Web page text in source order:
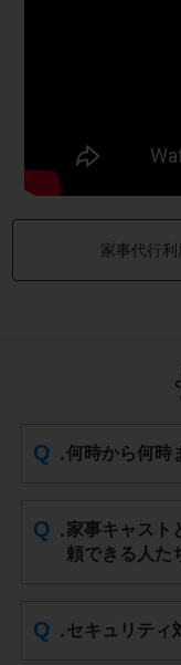
家事代行
何時から何時
家事キャスト
頼できる人た
セキュリティ